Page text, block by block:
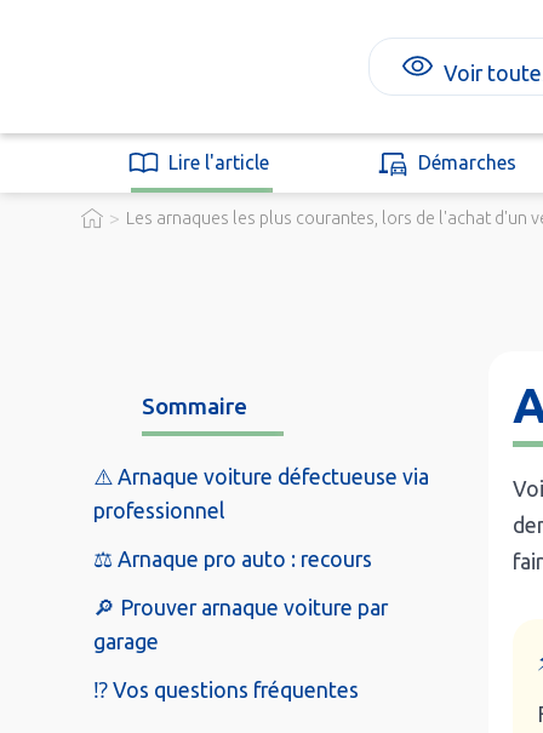
Voir
Lire l'article Démarches
> Les arnaques les plus courantes, lors de l'achat d'un
Sommaire
⚠️ Arnaque voiture défectueuse via
professionnel
⚖️ Arnaque pro auto : recours
🔎 Prouver arnaque voiture par
garage
⁉️ Vos questions fréquentes